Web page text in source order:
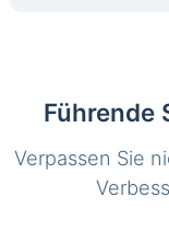
Führende
Verpassen Sie